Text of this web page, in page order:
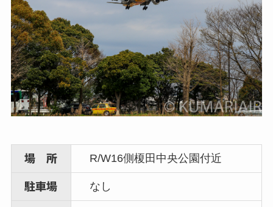
場 所 R/W16側榎田中央公園付近
駐車場 なし